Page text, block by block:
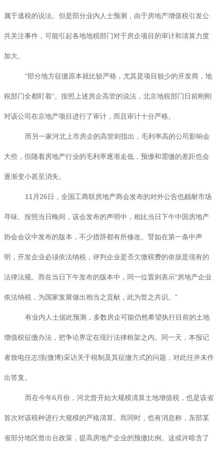
属于逃税的说法。但是部分业内人士预测，由于房地产增值税引发公
共关注事件，可能引起各地地税部门对于房企项目的审计和清算力度
加大。
“部分地方征缴原本就比较严格，尤其是项目较少的开发商，地
税部门全都盯着”。按照上述房企高管的说法，北京地税部门日前刚刚
对该公司在京地产项目进行了审计，而且审计十分严格。
而另一家河北上市房企的高管则指出，毛利率高的公司影响会
大些，但随着房地产行业的毛利率逐渐走低，预缴和需缴的差距也会
逐渐变小甚至消失。
11月26日，全国工商联房地产商会发布的对外公告也颇耐市场
寻味。按照当日晚间，该会发布的声明中，相比当日下午中国房地产
协会会议中发布的版本，不少措辞都有所修改。譬如在第一条中声
明，开发企业必须依法纳税，评判企业是否欠缴税费的依据是现有的
法律法规。而在当日下午发布的版本中，同一位置则表示“房地产企业
依法纳税，为国家发展做出相当之贡献，此为世之共识。”
有业内人士据此预测，多数房企可能仍然希望执行目前的土地
增值税征缴办法，把争论界定在现行法律框架之内。同一天，本报记
者致电任志强(微博)采访关于税制及其征缴方式的问题，对此任并未作
出答复。
而在今年6月份，河北曾开始大规模清算土地增值税，也是该省
首次对该税种进行大规模的严格清算。而同时，也有消息称，东部某
省部分地区曾出台政策，提高房地产企业的预缴比例。这或许暗含了